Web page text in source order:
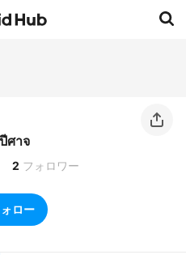
ศาจ
2 フォロワー
ロー